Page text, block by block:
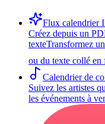
Flux calendrier
Créez depuis un
texteTransformez
ou du texte collé en
Calendrier de
Suivez les artistes
les événements à